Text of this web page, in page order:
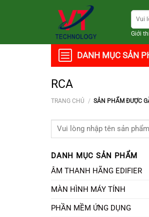
Tìm
kiếm:
Giới
DANH MỤC SẢN
RCA
TRANG CHỦ / SẢN PHẨM ĐƯỢC
Tìm
DANH MỤC SẢN PHẨM
ÂM THANH HÃNG EDIFIER
MÀN HÌNH MÁY TÍNH
PHẦN MỀM ỨNG DỤNG